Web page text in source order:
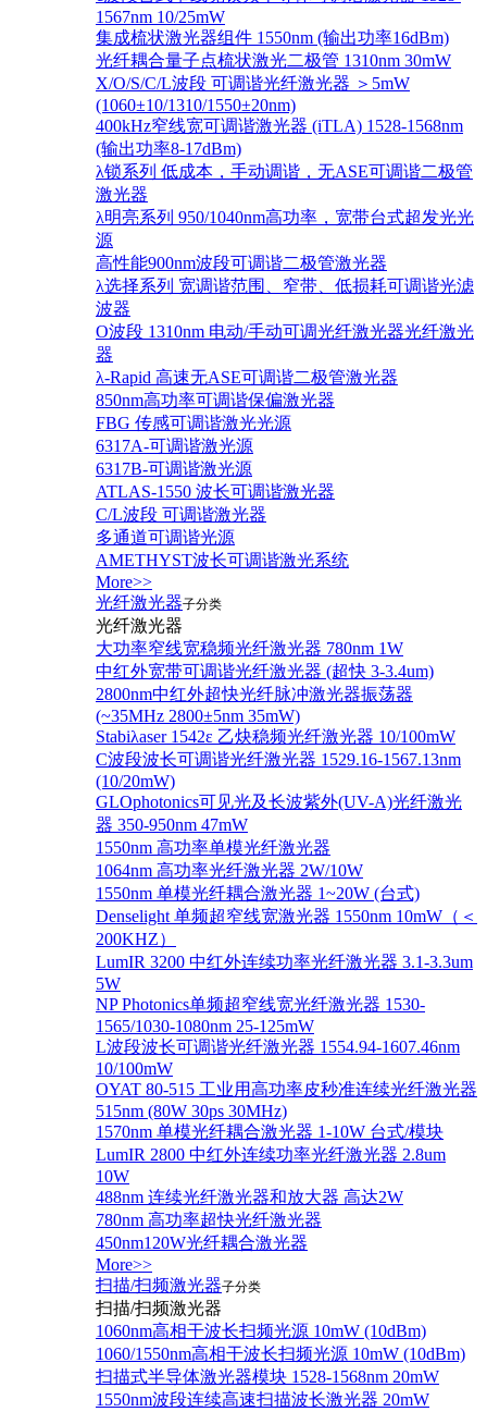
1567nm 10/25mW
集成梳状激光器组件 1550nm (输出功率16dBm)
光纤耦合量子点梳状激光二极管 1310nm 30mW
X/O/S/C/L波段 可调谐光纤激光器 ＞5mW
(1060±10/1310/1550±20nm)
400kHz窄线宽可调谐激光器 (iTLA) 1528-1568nm
(输出功率8-17dBm)
λ锁系列 低成本，手动调谐，无ASE可调谐二极管
激光器
λ明亮系列 950/1040nm高功率，宽带台式超发光光
源
高性能900nm波段可调谐二极管激光器
λ选择系列 宽调谐范围、窄带、低损耗可调谐光滤
波器
O波段 1310nm 电动/手动可调光纤激光器光纤激光
器
λ-Rapid 高速无ASE可调谐二极管激光器
850nm高功率可调谐保偏激光器
FBG 传感可调谐激光光源
6317A-可调谐激光源
6317B-可调谐激光源
ATLAS-1550 波长可调谐激光器
C/L波段 可调谐激光器
多通道可调谐光源
AMETHYST波长可调谐激光系统
More>>
光纤激光器子分类
光纤激光器
大功率窄线宽稳频光纤激光器 780nm 1W
中红外宽带可调谐光纤激光器 (超快 3-3.4um)
2800nm中红外超快光纤脉冲激光器振荡器
(~35MHz 2800±5nm 35mW)
Stabiλaser 1542ε 乙炔稳频光纤激光器 10/100mW
C波段波长可调谐光纤激光器 1529.16-1567.13nm
(10/20mW)
GLOphotonics可见光及长波紫外(UV-A)光纤激光
器 350-950nm 47mW
1550nm 高功率单模光纤激光器
1064nm 高功率光纤激光器 2W/10W
1550nm 单模光纤耦合激光器 1~20W (台式)
Denselight 单频超窄线宽激光器 1550nm 10mW（＜
200KHZ）
LumIR 3200 中红外连续功率光纤激光器 3.1-3.3um
5W
NP Photonics单频超窄线宽光纤激光器 1530-
1565/1030-1080nm 25-125mW
L波段波长可调谐光纤激光器 1554.94-1607.46nm
10/100mW
OYAT 80-515 工业用高功率皮秒准连续光纤激光器
515nm (80W 30ps 30MHz)
1570nm 单模光纤耦合激光器 1-10W 台式/模块
LumIR 2800 中红外连续功率光纤激光器 2.8um
10W
488nm 连续光纤激光器和放大器 高达2W
780nm 高功率超快光纤激光器
450nm120W光纤耦合激光器
More>>
扫描/扫频激光器子分类
扫描/扫频激光器
1060nm高相干波长扫频光源 10mW (10dBm)
1060/1550nm高相干波长扫频光源 10mW (10dBm)
扫描式半导体激光器模块 1528-1568nm 20mW
1550nm波段连续高速扫描波长激光器 20mW